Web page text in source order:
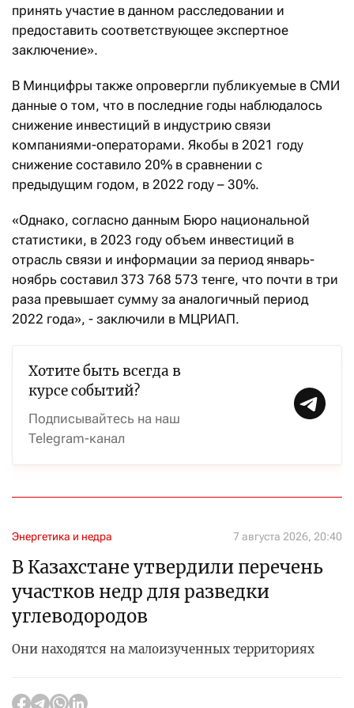
принять участие в данном расследовании и
предоставить соответствующее экспертное
заключение».
В Минцифры также опровергли публикуемые в СМИ
данные о том, что в последние годы наблюдалось
снижение инвестиций в индустрию связи
компаниями-операторами. Якобы в 2021 году
снижение составило 20% в сравнении с
предыдущим годом, в 2022 году – 30%.
«Однако, согласно данным Бюро национальной
статистики, в 2023 году объем инвестиций в
отрасль связи и информации за период январь-
ноябрь составил 373 768 573 тенге, что почти в три
раза превышает сумму за аналогичный период
2022 года», - заключили в МЦРИАП.
Хотите быть всегда в
курсе событий?
Подписывайтесь на наш
Telegram-канал
Энергетика и недра 7 августа 2026, 20:40
В Казахстане утвердили перечень
участков недр для разведки
углеводородов
Они находятся на малоизученных территориях